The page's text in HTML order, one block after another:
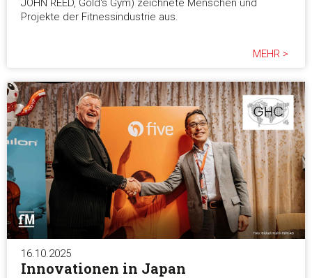
JOHN REED, Gold's Gym) zeichnete Menschen und
Projekte der Fitnessindustrie aus.
MEHR >
16.10.2025
Innovationen in Japan